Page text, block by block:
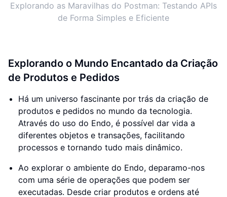
Explorando as Maravilhas do Postman: Testando APIs
de Forma Simples e Eficiente
Explorando o Mundo Encantado da Criação
de Produtos e Pedidos
Há um universo fascinante por trás da criação de
produtos e pedidos no mundo da tecnologia.
Através do uso do Endo, é possível dar vida a
diferentes objetos e transações, facilitando
processos e tornando tudo mais dinâmico.
Ao explorar o ambiente do Endo, deparamo-nos
com uma série de operações que podem ser
executadas. Desde criar produtos e ordens até